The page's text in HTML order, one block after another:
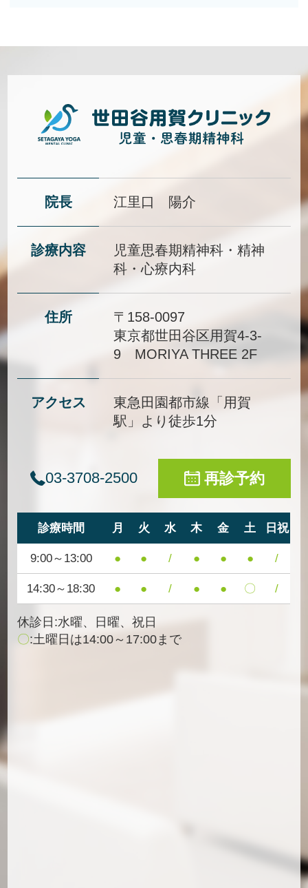
院長 江里口 陽介
診療内容
児童思春期精神科・精神
科・心療内科
住所
〒158-0097
東京都世田谷区用賀4-3-
9 MORIYA THREE 2F
アクセス
東急田園都市線「用賀
駅」より徒歩1分
03-3708-2500 再診予約
休診日:水曜、日曜、祝日
〇:土曜日は14:00～17:00まで
診療時間 月 火 水 木 金 土 日祝
9:00～13:00 ● ● / ● ● ● /
14:30～18:30 ● ● / ● ● 〇 /